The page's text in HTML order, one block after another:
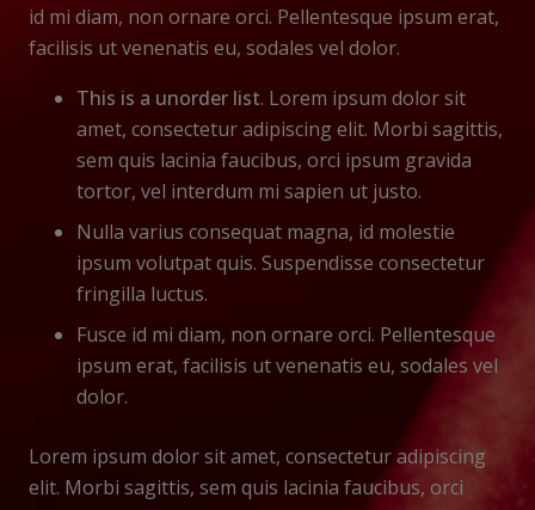
id mi diam, non ornare orci. Pellentesque ipsum erat,
facilisis ut venenatis eu, sodales vel dolor.
This is a unorder list. Lorem ipsum dolor sit
amet, consectetur adipiscing elit. Morbi sagittis,
sem quis lacinia faucibus, orci ipsum gravida
tortor, vel interdum mi sapien ut justo.
Nulla varius consequat magna, id molestie
ipsum volutpat quis. Suspendisse consectetur
fringilla luctus.
Fusce id mi diam, non ornare orci. Pellentesque
ipsum erat, facilisis ut venenatis eu, sodales vel
dolor.
Lorem ipsum dolor sit amet, consectetur adipiscing
elit. Morbi sagittis, sem quis lacinia faucibus, orci